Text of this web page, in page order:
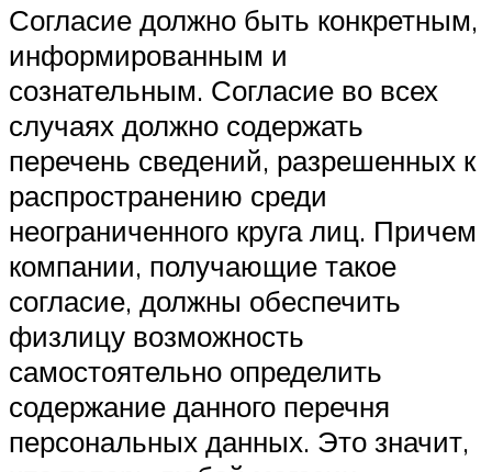
Согласие должно быть конкретным,
информированным и
сознательным. Согласие во всех
случаях должно содержать
перечень сведений, разрешенных к
распространению среди
неограниченного круга лиц. Причем
компании, получающие такое
согласие, должны обеспечить
физлицу возможность
самостоятельно определить
содержание данного перечня
персональных данных. Это значит,